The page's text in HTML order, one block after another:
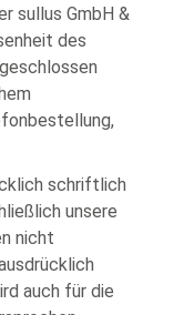
sullus GmbH &
des
schriftlich
unsere
nicht
auch für die